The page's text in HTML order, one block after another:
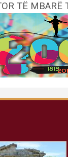
TË MBARË